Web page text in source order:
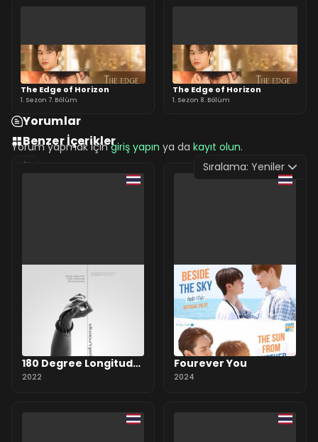
The Edge of Horizon
1. Sezon 7. Bölüm
The Edge of Horizon
1. Sezon 8. Bölüm
Yorumlar
Yorum yapmak içingiriş yapın ya da kayıt olun.
Sıralama: Yeniler
Benzer İçerikler
180 Degree Longitude
Passes Through Us
2022
Fourever You
2024